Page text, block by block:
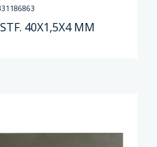
40X1,5X4 MM